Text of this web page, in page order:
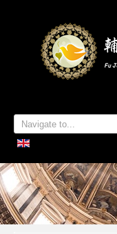
首頁
系所簡介
本系成員
學生專區
招生資訊
各項活動
研究及出版
系所友專區
聯絡我們